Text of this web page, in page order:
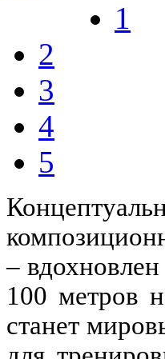
1
2
3
4
5
–
100 метров
станет